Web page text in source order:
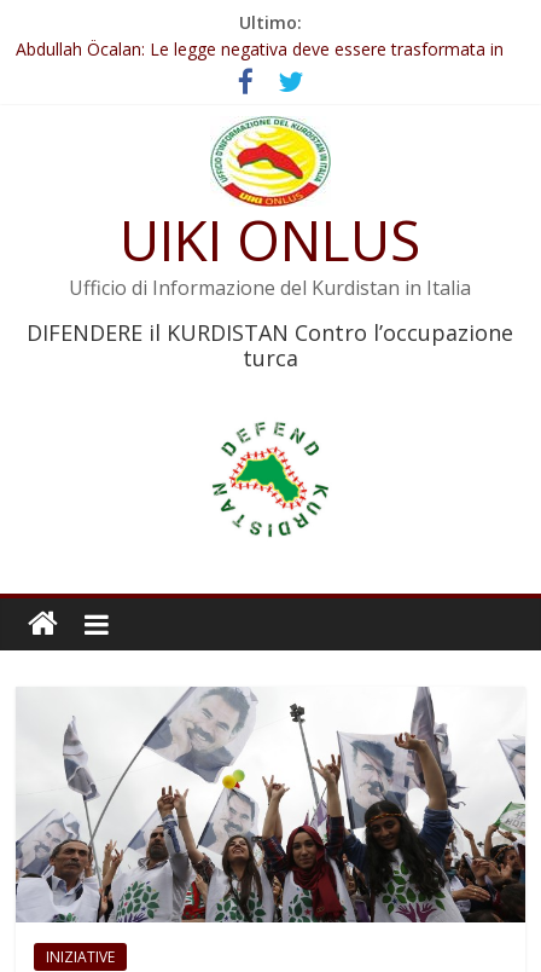
Ultimo:
Il KNK chiede un’azione internazionale contro i crimini di guerra
Abdullah Öcalan: Le legge negativa deve essere trasformata in
Inizia la seconda fase del processo
Commissione donne del KNK: Şengal è di nuovo sotto minaccia
Non tenere conto della situazione di Rêber Apo ostacolerebbe
l’attuazione della leggeUIKI ONLUS
Ufficio di Informazione del Kurdistan in Italia
DIFENDERE il KURDISTAN Contro l’occupazione
turca
INIZIATIVE